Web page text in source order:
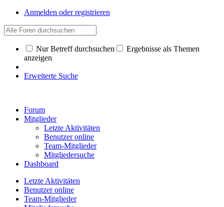
Anmelden oder registrieren
Nur Betreff durchsuchen
Ergebnisse als Themen
anzeigen
Erweiterte Suche
Forum
Mitglieder
Letzte Aktivitäten
Benutzer online
Team-Mitglieder
Mitgliedersuche
Dashboard
Letzte Aktivitäten
Benutzer online
Team-Mitglieder